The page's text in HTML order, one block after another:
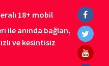
18+ mobil
ile anında bağlan,
ve kesintisiz